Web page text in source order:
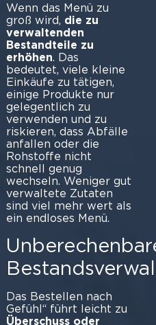
Wenn das Menü zu
groß wird, die zu
verwaltenden
Bestandteile zu
erhöhen. Das
bedeutet, viele kleine
Einkäufe zu tätigen,
einige Produkte nur
gelegentlich zu
verwenden und zu
riskieren, dass Abfälle
anfallen oder die
Rohstoffe nicht
schnell genug
wechseln. Weniger gut
verwaltete Zutaten
sind viel mehr wert als
ein endloses Menü.
Das Bestellen nach
Gefühl“ führt leicht zu
Überschuss oder